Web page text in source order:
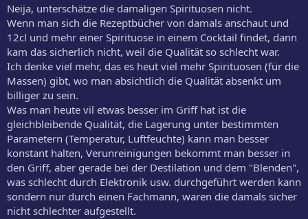
Neija, unterschätze die damaligen Spirituosen nicht.
Wenn man sich die Rezeptbücher von damals anschaut und
12cl und mehr einer Spirituose in einem Cocktail findet, dann
kam das sicherlich nicht, weil die Qualität so schlecht war.
Ich denke viel mehr, das es heut viel mehr Spirituosen (für die
Massen) gibt, wo man absichtlich die Qualität absenkt um
billiger zu sein.
Was man heute vil etwas besser im Griff hat ist die
gleichbleibende Qualität, die Lagerung unter bestimmten
Parametern (Temperatur, Luftfeuchte) kann man besser
konstant halten, Verunreinigungen bekommt man besser in
den Griff, aber gerade bei der Destilation und dem "Blenden",
was schlecht durch Elektronik usw. durchgeführt werden kann
sondern nur durch einen Fachmann, waren die damals sicher
nicht schlechter aufgestellt.